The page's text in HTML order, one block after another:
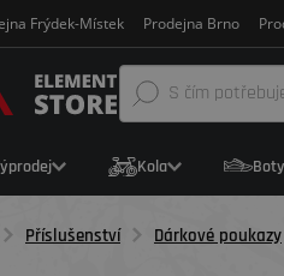
Frýdek-Místek Prodejna Brno
Kola Boty
Příslušenství Dárkové poukazy